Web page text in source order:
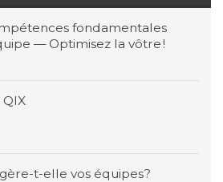
fondamentales
— Optimisez la vôtre !
t-elle vos équipes?